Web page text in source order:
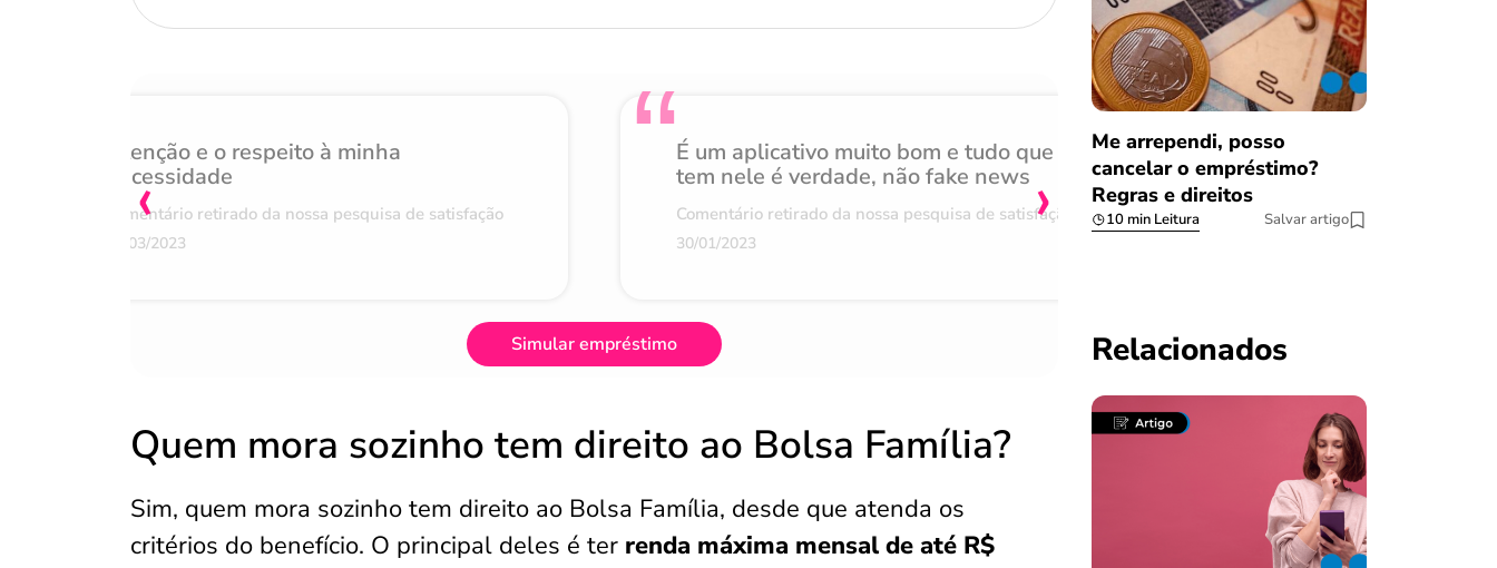
Atenção e o respeito à minha
necessidade
Comentário retirado da nossa pesquisa de satisfação
07/03/2023
É um aplicativo muito bom e tudo que
tem nele é verdade, não fake news
Comentário retirado da nossa pesquisa de satisfação
30/01/2023
Achei muito rápido,
burocracia
Comentário retirado da nossa
‹ ›
Simular empréstimo
Quem mora sozinho tem direito ao Bolsa Família?
Sim, quem mora sozinho tem direito ao Bolsa Família, desde que atenda os
critérios do benefício. O principal deles é ter renda máxima mensal de até R$
Me arrependi, posso
cancelar o empréstimo?
Regras e direitos
10 min Leitura Salvar artigo
Relacionados